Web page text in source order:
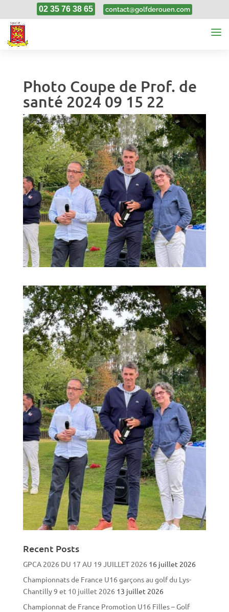
02 35 76 38 65 contact@golfderouen.com
Photo Coupe de Prof. de
santé 2024 09 15 22
21, Sep, 2024
Recent Posts
GPCA 2026 DU 17 AU 19 JUILLET 2026 16 juillet 2026
Championnats de France U16 garçons au golf du Lys-
Chantilly 9 et 10 juillet 2026 13 juillet 2026
Championnat de France Promotion U16 Filles – Golf